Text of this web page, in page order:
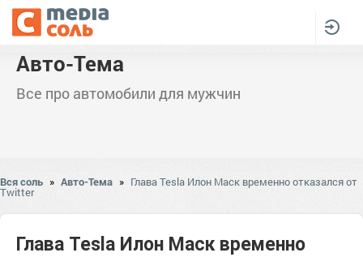
Авто-Тема
Все про автомобили для мужчин
Вся соль » Авто-Тема » Глава Tesla Илон Маск временно отказался от
Twitter
Глава Tesla Илон Маск временно